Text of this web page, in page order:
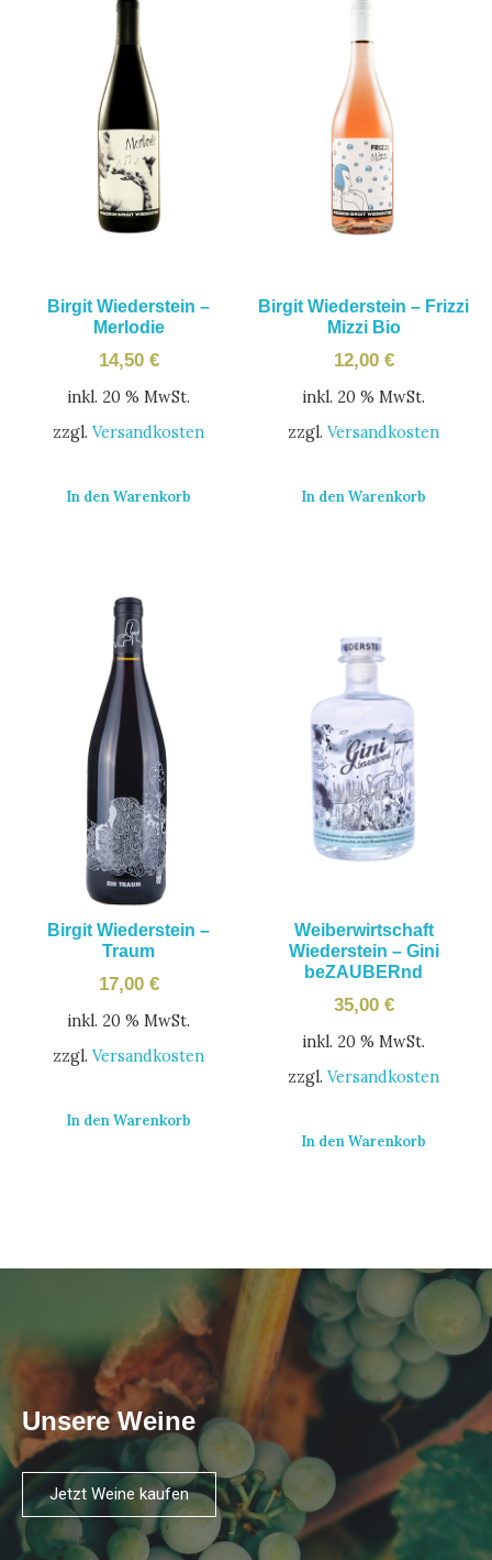
Birgit Wiederstein –
Merlodie
14,50 €
inkl. 20 % MwSt.
zzgl. Versandkosten
In den Warenkorb
Birgit Wiederstein – Frizzi
Mizzi Bio
12,00 €
inkl. 20 % MwSt.
zzgl. Versandkosten
In den Warenkorb
Birgit Wiederstein –
Traum
17,00 €
inkl. 20 % MwSt.
zzgl. Versandkosten
In den Warenkorb
Weiberwirtschaft
Wiederstein – Gini
beZAUBERnd
35,00 €
inkl. 20 % MwSt.
zzgl. Versandkosten
In den Warenkorb
Unsere Weine
Jetzt Weine kaufen